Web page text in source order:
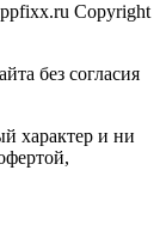
Copyright
без согласия
характер и ни